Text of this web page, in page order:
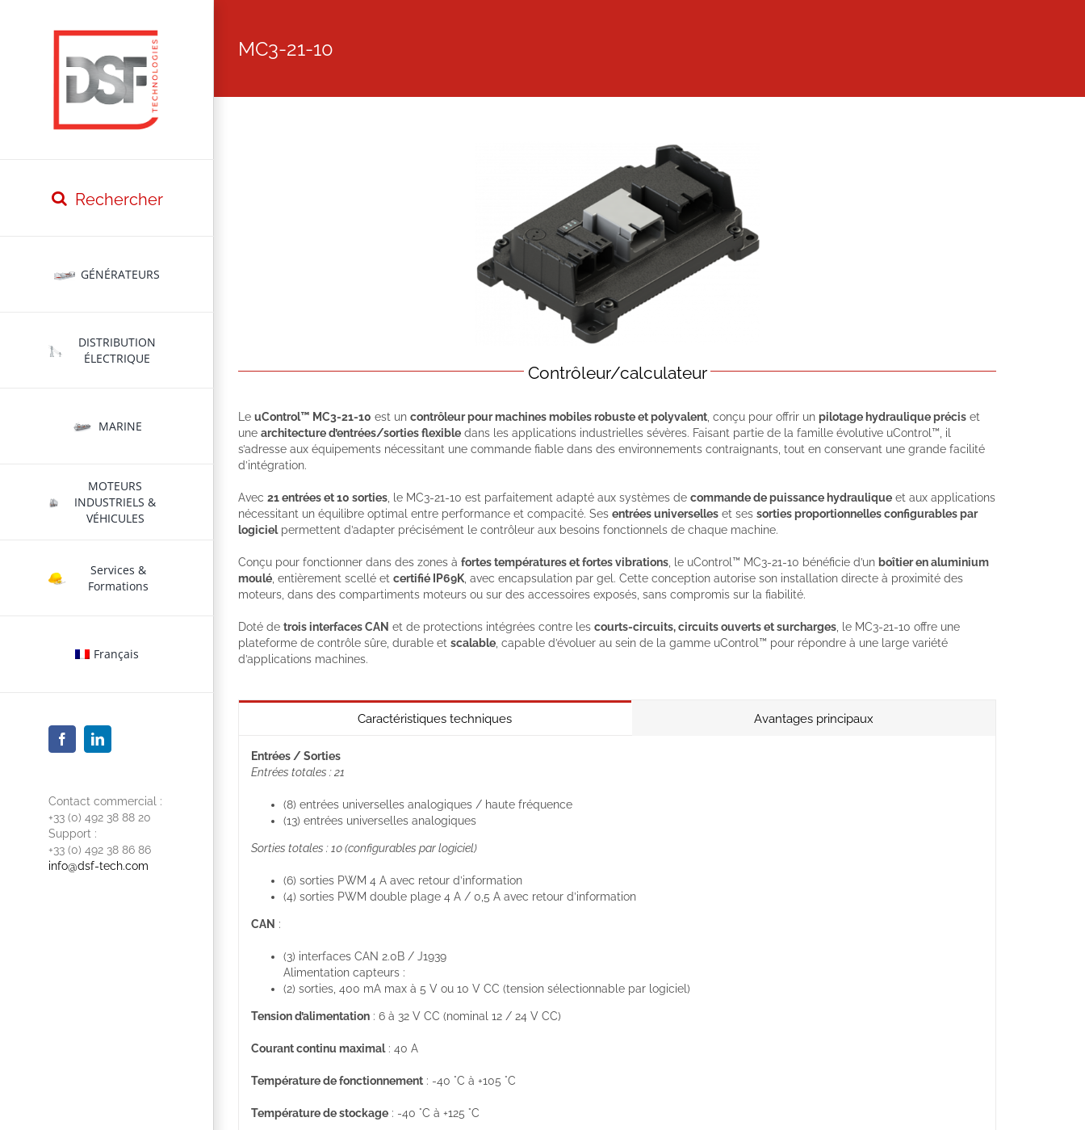
GÉNÉRATEURS
DISTRIBUTION
ÉLECTRIQUE
MARINE
MOTEURS
INDUSTRIELS &
VÉHICULES
Services &
Formations
Français
FacebookLinkedIn
Contact commercial :
+33 (0) 492 38 88 20
Support :
+33 (0) 492 38 86 86
info@dsf-tech.com
MC3-21-10
Contrôleur/calculateur
Le uControl™ MC3-21-10 est un contrôleur pour machines mobiles robuste et polyvalent, conçu pour offrir un pilotage hydraulique préciset
une architecture d’entrées/sorties flexibledans les applications industrielles sévères. Faisant partie de la famille évolutive uControl™, il
s’adresse aux équipements nécessitant une commande fiable dans des environnements contraignants, tout en conservant une grande facilité
d’intégration.
Avec 21 entrées et 10 sorties, le MC3-21-10 est parfaitement adapté aux systèmes de commande de puissance hydrauliqueet aux applications
nécessitant un équilibre optimal entre performance et compacité. Ses entrées universelleset ses sorties proportionnelles configurables par
logicielpermettent d’adapter précisément le contrôleur aux besoins fonctionnels de chaque machine.
Conçu pour fonctionner dans des zones à fortes températures et fortes vibrations, le uControl™ MC3-21-10 bénéficie d’un boîtier en aluminium
moulé, entièrement scellé et certifié IP69K, avec encapsulation par gel. Cette conception autorise son installation directe à proximité des
moteurs, dans des compartiments moteurs ou sur des accessoires exposés, sans compromis sur la fiabilité.
Doté de trois interfaces CAN et de protections intégrées contre les courts-circuits, circuits ouverts et surcharges, le MC3-21-10 offre une
plateforme de contrôle sûre, durable et scalable, capable d’évoluer au sein de la gamme uControl™ pour répondre à une large variété
d’applications machines.
Caractéristiques techniques Avantages principaux
Entrées / Sorties
Entrées totales : 21
(8) entrées universelles analogiques / haute fréquence
(13) entrées universelles analogiques
Sorties totales : 10 (configurables par logiciel)
(6) sorties PWM 4 A avec retour d’information
(4) sorties PWM double plage 4 A / 0,5 A avec retour d’information
CAN :
(3) interfaces CAN 2.0B / J1939
Alimentation capteurs :
(2) sorties, 400 mA max à 5 V ou 10 V CC (tension sélectionnable par logiciel)
Tension d’alimentation: 6 à 32 V CC (nominal 12 / 24 V CC)
Courant continu maximal: 40 A
Température de fonctionnement: -40 °C à +105 °C
Température de stockage: -40 °C à +125 °C